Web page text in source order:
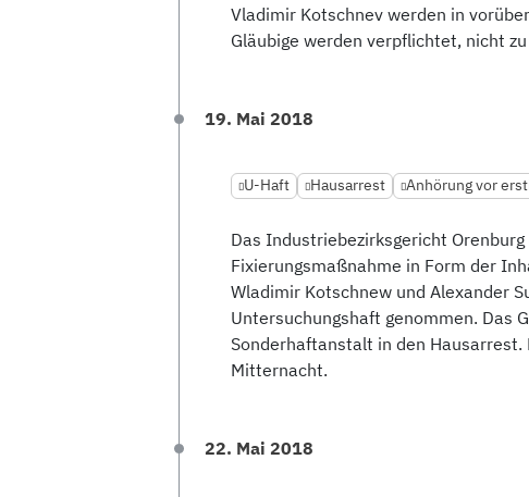
Vladimir Kotschnev werden in
Gläubige werden verpflichtet, nicht zu
19. Mai 2018
U-Haft Hausarrest Anhörung vor
Das Industriebezirksgericht
Fixierungsmaßnahme in Form der
Wladimir Kotschnew und Alexander
Untersuchungshaft genommen. Das
Sonderhaftanstalt in den
Mitternacht.
22. Mai 2018